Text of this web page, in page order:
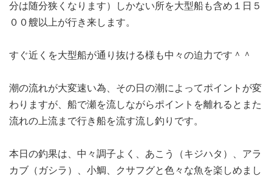
分は随分狭くなります）しかない所を大型船も含め１日５
００艘以上が行き来します。
すぐ近くを大型船が通り抜ける様も中々の迫力です＾＾
潮の流れが大変速い為、その日の潮によってポイントが変
わりますが、船で瀬を流しながらポイントを離れるとまた
流れの上流まで行き船を流す流し釣りです。
本日の釣果は、中々調子よく、あこう（キジハタ）、アラ
カブ（ガシラ）、小鯛、クサフグと色々な魚を楽しめまし